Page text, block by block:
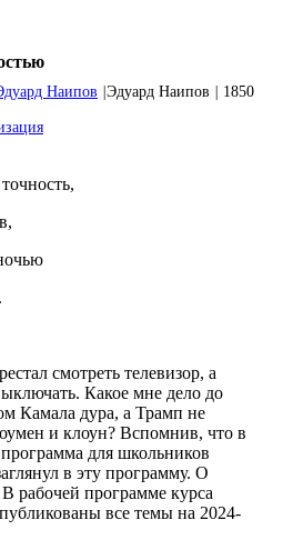
Наипов Эдуард Наипов
1850
смотреть телевизор, а
Какое мне дело до
Камала дура, а Трамп не
и клоун? Вспомнив, что в
для школьников
в эту программу. О
рабочей программе курса
все темы на 2024-